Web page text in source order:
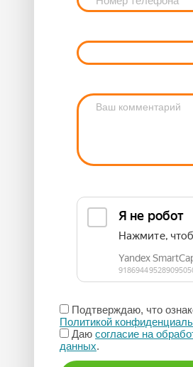
Подтверждаю, что
Политикой
Даю согласие на
данных.